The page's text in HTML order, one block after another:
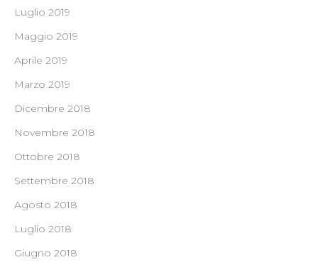
Luglio 2019
Maggio 2019
Aprile 2019
Marzo 2019
Dicembre 2018
Novembre 2018
Ottobre 2018
Settembre 2018
Agosto 2018
Luglio 2018
Giugno 2018